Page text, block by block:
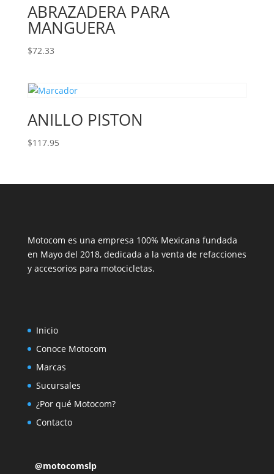
ABRAZADERA PARA
MANGUERA
$72.33
ANILLO PISTON
$117.95
Motocom es una empresa 100% Mexicana fundada
en Mayo del 2018, dedicada a la venta de refacciones
y accesorios para motocicletas.
Inicio
Conoce Motocom
Marcas
Sucursales
¿Por qué Motocom?
Contacto
@motocomslp